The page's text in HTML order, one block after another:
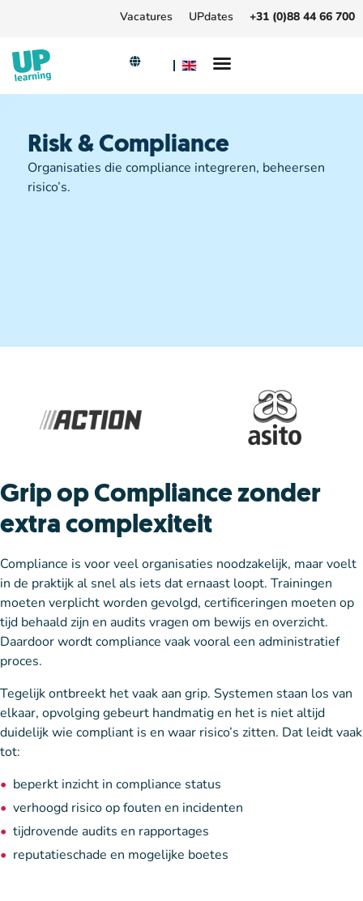
Vacatures UPdates +31 (0)88 44 66 700
Risk & Compliance
Organisaties die compliance integreren, beheersen
risico’s.
Grip op Compliance zonder
extra complexiteit
Compliance is voor veel organisaties noodzakelijk, maar voelt
in de praktijk al snel als iets dat ernaast loopt. Trainingen
moeten verplicht worden gevolgd, certificeringen moeten op
tijd behaald zijn en audits vragen om bewijs en overzicht.
Daardoor wordt compliance vaak vooral een administratief
proces.
Tegelijk ontbreekt het vaak aan grip. Systemen staan los van
elkaar, opvolging gebeurt handmatig en het is niet altijd
duidelijk wie compliant is en waar risico’s zitten. Dat leidt vaak
tot:
beperkt inzicht in compliance status
verhoogd risico op fouten en incidenten
tijdrovende audits en rapportages
reputatieschade en mogelijke boetes